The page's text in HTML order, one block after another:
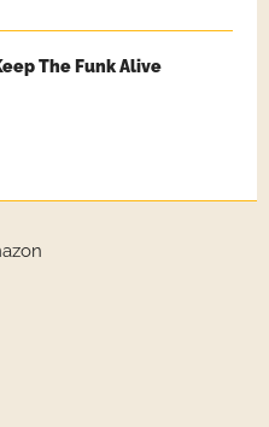
The Funk Alive